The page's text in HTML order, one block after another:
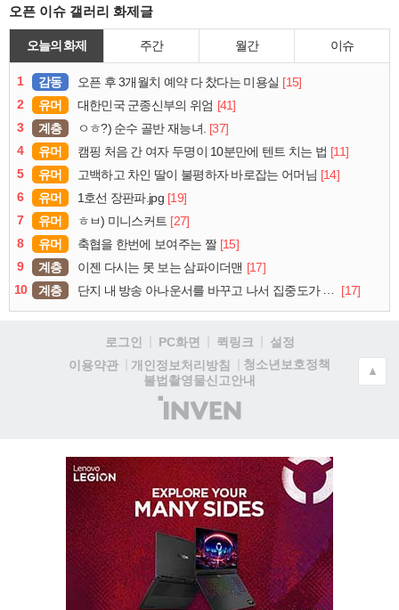
오픈 이슈 갤러리 화제글
오늘의 화제 주간 월간 이슈
1 감동 오픈 후 3개월치 예약 다 찼다는 미용실 [15]
2
유머 대한민국 군종신부의 위엄 [41]
3
계층 ㅇㅎ?) 순수 골반 재능녀. [37]
4
유머 캠핑 처음 간 여자 두명이 10분만에 텐트 치는 법 [11]
5
유머 고백하고 차인 딸이 불평하자 바로잡는 어머님 [14]
6
유머 1호선 장판파.jpg [19]
7
유머 ㅎㅂ) 미니스커트 [27]
8
유머 축협을 한번에 보여주는 짤 [15]
9
계층 이젠 다시는 못 보는 삼파이더맨 [17]
10
계층 단지 내 방송 아나운서를 바꾸고 나서 집중도가 확 올라갔다는 한 아파트의 안내방송 [17]
로그인 PC화면 퀵링크
설정
이용약관
개인정보처리방침
청소년보호정책
불법촬영물신고안내
(주)
인
▲